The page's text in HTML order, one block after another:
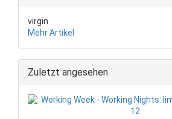
virgin
Mehr Artikel
Zuletzt angesehen